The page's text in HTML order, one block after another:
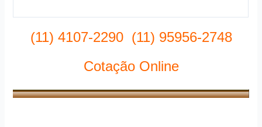
(11) 4107-2290 (11) 95956-2748
Cotação Online